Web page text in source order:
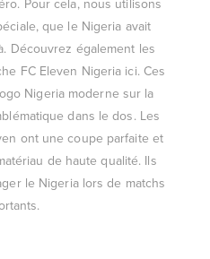
Pour cela, nous utilisons
que le Nigeria avait
Découvrez également les
FC Eleven Nigeria ici. Ces
Nigeria moderne sur la
dans le dos. Les
ont une coupe parfaite et
de haute qualité. Ils
le Nigeria lors de matchs